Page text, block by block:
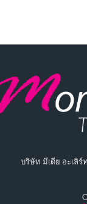
บริษัท มีเดีย อะเลิร์